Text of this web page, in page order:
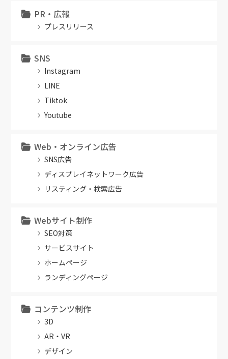
PR・広報
プレスリリース
SNS
Instagram
LINE
Tiktok
Youtube
Web・オンライン広告
SNS広告
ディスプレイネットワーク広告
リスティング・検索広告
Webサイト制作
SEO対策
サービスサイト
ホームページ
ランディングページ
コンテンツ制作
3D
AR・VR
デザイン